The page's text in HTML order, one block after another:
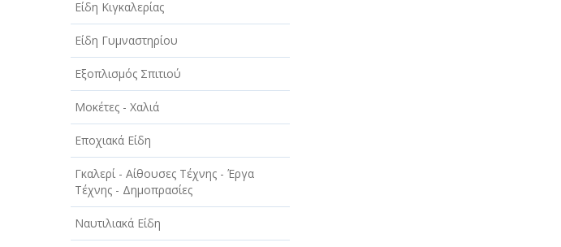
Είδη Κιγκαλερίας
Είδη Γυμναστηρίου
Εξοπλισμός Σπιτιού
Μοκέτες - Χαλιά
Εποχιακά Είδη
Γκαλερί - Αίθουσες Τέχνης - Έργα
Τέχνης - Δημοπρασίες
Ναυτιλιακά Είδη